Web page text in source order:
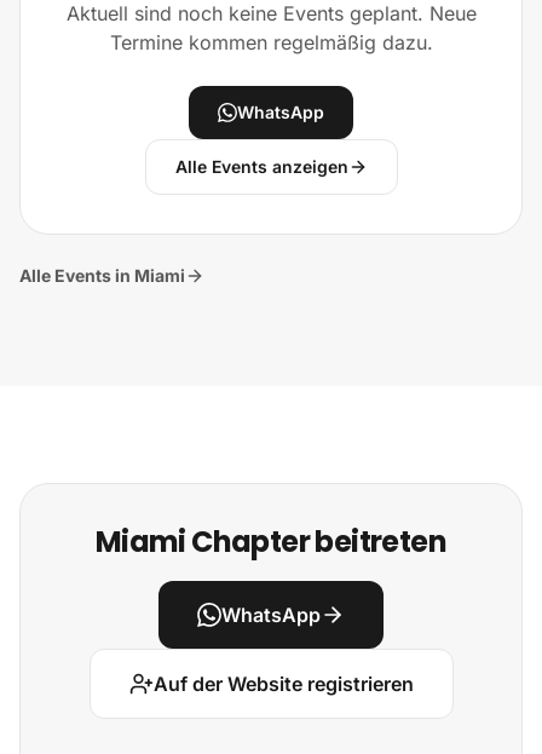
Aktuell sind noch keine Events geplant. Neue
Termine kommen regelmäßig dazu.
WhatsApp
Alle Events anzeigen
Alle Events in Miami
Miami Chapter beitreten
WhatsApp
Auf der Website registrieren